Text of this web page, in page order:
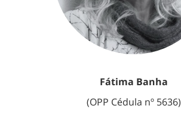
Fátima Banha
(OPP Cédula nº 5636)